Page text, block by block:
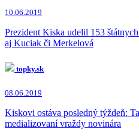
10.06.2019
Prezident Kiska udelil 153
aj Kuciak či Merkelová
topky.sk
08.06.2019
Kiskovi ostáva posledný týždeň:
medializovaní vraždy novinára